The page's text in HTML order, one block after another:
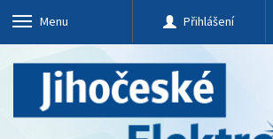
Menu Přihlášení